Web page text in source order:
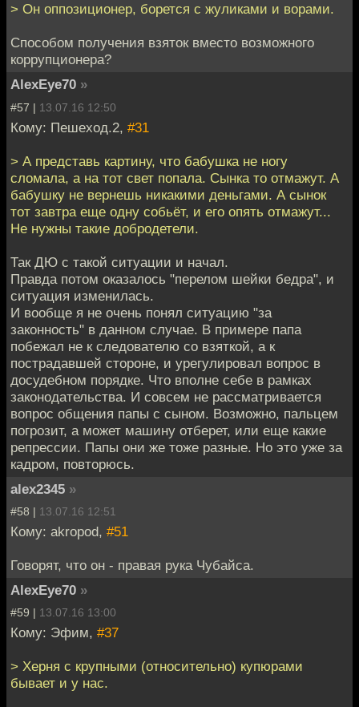
> Он оппозиционер, борется с жуликами и ворами.
Способом получения взяток вместо возможного
коррупционера?
AlexEye70 »
#57 | 13.07.16 12:50
Кому: Пешеход.2, #31
> А представь картину, что бабушка не ногу
сломала, а на тот свет попала. Сынка то отмажут. А
бабушку не вернешь никакими деньгами. А сынок
тот завтра еще одну собьёт, и его опять отмажут...
Не нужны такие добродетели.
Так ДЮ с такой ситуации и начал.
Правда потом оказалось "перелом шейки бедра", и
ситуация изменилась.
И вообще я не очень понял ситуацию "за
законность" в данном случае. В примере папа
побежал не к следователю со взяткой, а к
пострадавшей стороне, и урегулировал вопрос в
досудебном порядке. Что вполне себе в рамках
законодательства. И совсем не рассматривается
вопрос общения папы с сыном. Возможно, пальцем
погрозит, а может машину отберет, или еще какие
репрессии. Папы они же тоже разные. Но это уже за
кадром, повторюсь.
alex2345 »
#58 | 13.07.16 12:51
Кому: akropod, #51
Говорят, что он - правая рука Чубайса.
AlexEye70 »
#59 | 13.07.16 13:00
Кому: Эфим, #37
> Херня с крупными (относительно) купюрами
бывает и у нас.